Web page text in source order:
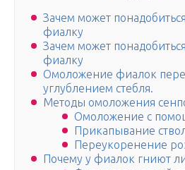
Зачем может
фиалку
Зачем может
фиалку
Омоложение фиалок
углублением стебля.
Методы омоложения
Омоложение с
Прикапывание
Переукоренение
Почему у фиалок гниют